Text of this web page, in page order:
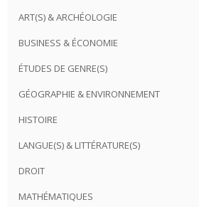
ART(S) & ARCHÉOLOGIE
BUSINESS & ÉCONOMIE
ÉTUDES DE GENRE(S)
GÉOGRAPHIE & ENVIRONNEMENT
HISTOIRE
LANGUE(S) & LITTÉRATURE(S)
DROIT
MATHÉMATIQUES